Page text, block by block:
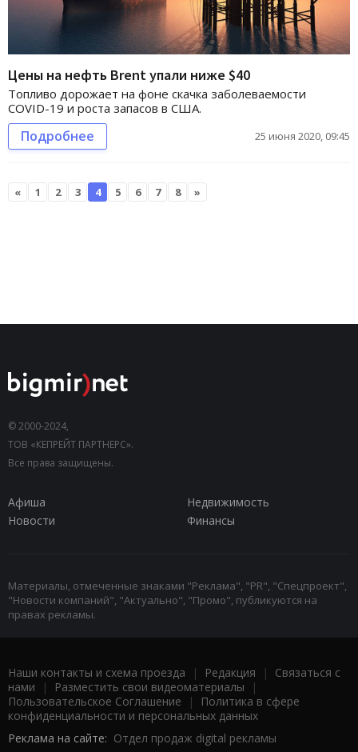
Цены на нефть Brent упали ниже $40
Топливо дорожает на фоне скачка заболеваемости
COVID-19 и роста запасов в США.
Подробнее 25 июня 2020, 09:45
« 1 2 3 4 5 6 7 8 »
© 2000-2024,
ТОВ «КЕПРЕЙТ ПАРТНЕРС».
Все права защищены.
Афиша
Недвижимость
Новости
Финансы
Материалы, отмеченные знаками "Реклама", "PR", "Спецпроект",
"Новости компаний", "Актуально", "Промо", публикуются на
правах рекламы.
Наши контакты и схема проезда | Редакция | Связаться с
нами | Разместить свои видеоматериалы |
Пользовательское Соглашение |
Политика в сфере
конфиденциальности и персональных данных
Реклама на сайте: Отдел продаж digital рекламы